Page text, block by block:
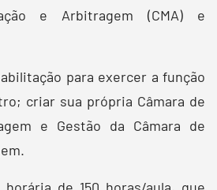
e Arbitragem (CMA) e
para exercer a função
criar sua própria Câmara de
e Gestão da Câmara de